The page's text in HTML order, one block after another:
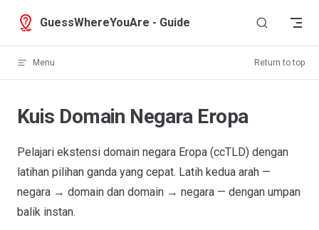
Skip to content
GuessWhereYouAre - Guide
Menu Return to top
Kuis Domain Negara Eropa
Pelajari ekstensi domain negara Eropa (ccTLD) dengan
latihan pilihan ganda yang cepat. Latih kedua arah —
negara → domain dan domain → negara — dengan umpan
balik instan.